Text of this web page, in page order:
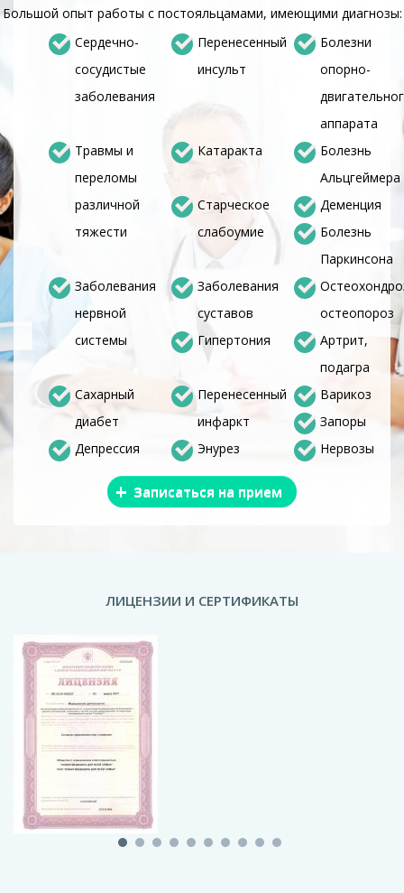
Большой опыт работы с постояльцамами, имеющими диагнозы:
Сердечно-
сосудистые
заболевания
Перенесенный
инсульт
Болезни
опорно-
аппарата
Травмы и
переломы
различной
тяжести
Катаракта
Болезнь
Альцгеймера
Старческое
слабоумие
Деменция
Болезнь
Паркинсона
Заболевания
нервной
системы
Заболевания
суставов
остеопороз
Гипертония
Артрит,
подагра
Сахарный
диабет
Перенесенный
инфаркт
Варикоз
Запоры
Депрессия
Энурез Нервозы
+ Записаться на прием
ЛИЦЕНЗИИ И СЕРТИФИКАТЫ